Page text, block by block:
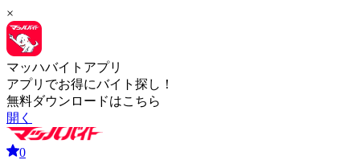
×
マッハバイトアプリ
アプリでお得にバイト探し！
無料ダウンロードはこちら
開く
0